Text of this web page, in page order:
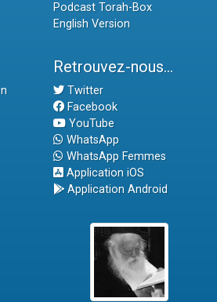
Podcast Torah-Box
English Version
Retrouvez-nous...
Twitter
Facebook
YouTube
WhatsApp
WhatsApp Femmes
Application iOS
Application Android